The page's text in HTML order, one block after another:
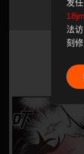
发
法
刻修